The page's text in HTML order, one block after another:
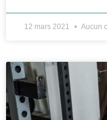
12 mars 2021 Aucun